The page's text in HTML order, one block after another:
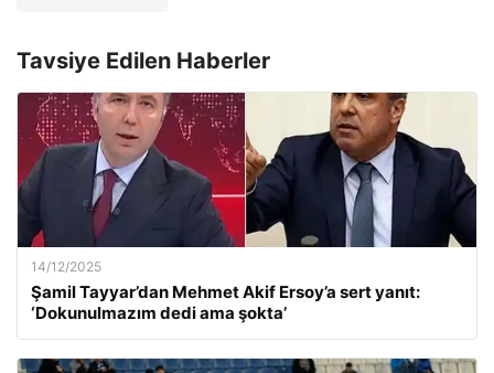
Tavsiye Edilen Haberler
14/12/2025
Şamil Tayyar’dan Mehmet Akif Ersoy’a sert yanıt:
‘Dokunulmazım dedi ama şokta’